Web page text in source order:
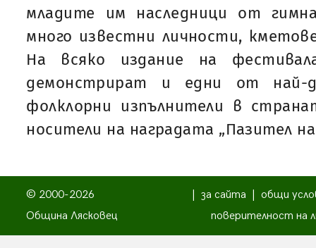
младите им наследници от
много известни личности,
На всяко издание на
демонстрират и едни от най-
фолклорни изпълнители в
носители на наградата „Пазител
© 2000-2026
Община Лясковец
за сайта
общи
поверителност на